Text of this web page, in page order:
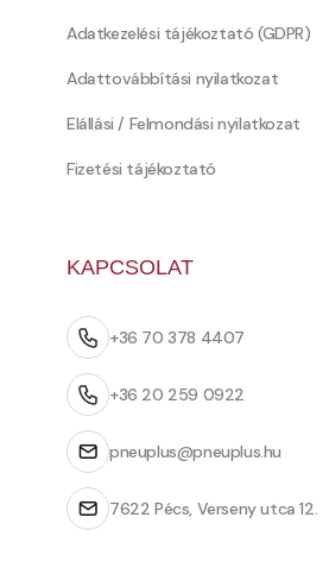
Adatkezelési tájékoztató (GDPR)
Adattovábbítási nyilatkozat
Elállási / Felmondási nyilatkozat
Fizetési tájékoztató
KAPCSOLAT
+36 70 378 4407
+36 20 259 0922
pneuplus@pneuplus.hu
7622 Pécs, Verseny utca 12.